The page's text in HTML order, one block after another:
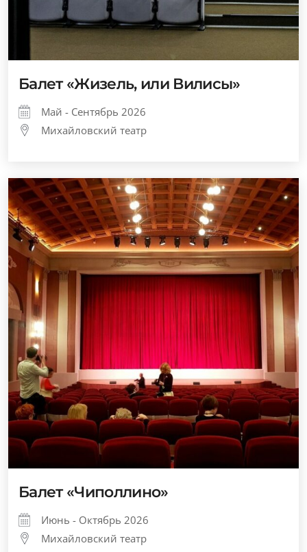
Балет «Жизель, или Вилисы»
Май - Сентябрь 2026
Михайловский театр
Балет «Чиполлино»
Июнь - Октябрь 2026
Михайловский театр